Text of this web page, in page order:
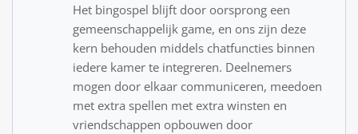
Het bingospel blijft door oorsprong een
gemeenschappelijk game, en ons zijn deze
kern behouden middels chatfuncties binnen
iedere kamer te integreren. Deelnemers
mogen door elkaar communiceren, meedoen
met extra spellen met extra winsten en
vriendschappen opbouwen door